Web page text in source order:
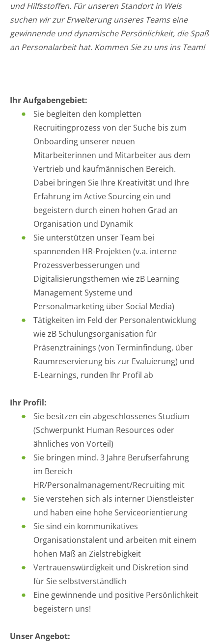
und Hilfsstoffen. Für unseren Standort in Wels
suchen wir zur Erweiterung unseres Teams eine
gewinnende und dynamische Persönlichkeit, die Spaß
an Personalarbeit hat. Kommen Sie zu uns ins Team!
Ihr Aufgabengebiet:
Sie begleiten den kompletten
Recruitingprozess von der Suche bis zum
Onboarding unserer neuen
Mitarbeiterinnen und Mitarbeiter aus dem
Vertrieb und kaufmännischen Bereich.
Dabei bringen Sie Ihre Kreativität und Ihre
Erfahrung im Active Sourcing ein und
begeistern durch einen hohen Grad an
Organisation und Dynamik
Sie unterstützen unser Team bei
spannenden HR-Projekten (v.a. interne
Prozessverbesserungen und
Digitalisierungsthemen wie zB Learning
Management Systeme und
Personalmarketing über Social Media)
Tätigkeiten im Feld der Personalentwicklung
wie zB Schulungsorganisation für
Präsenztrainings (von Terminfindung, über
Raumreservierung bis zur Evaluierung) und
E-Learnings, runden Ihr Profil ab
Ihr Profil:
Sie besitzen ein abgeschlossenes Studium
(Schwerpunkt Human Resources oder
ähnliches von Vorteil)
Sie bringen mind. 3 Jahre Berufserfahrung
im Bereich
HR/Personalmanagement/Recruiting mit
Sie verstehen sich als interner Dienstleister
und haben eine hohe Serviceorientierung
Sie sind ein kommunikatives
Organisationstalent und arbeiten mit einem
hohen Maß an Zielstrebigkeit
Vertrauenswürdigkeit und Diskretion sind
für Sie selbstverständlich
Eine gewinnende und positive Persönlichkeit
begeistern uns!
Unser Angebot: